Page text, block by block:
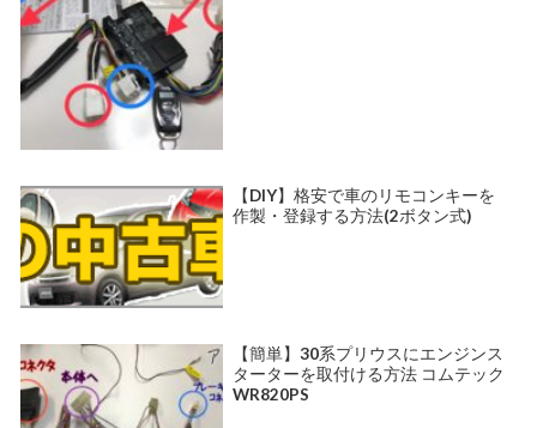
【DIY】格安で車のリモコンキーを
作製・登録する方法(2ボタン式)
【簡単】30系プリウスにエンジンス
ターターを取付ける方法 コムテック
WR820PS